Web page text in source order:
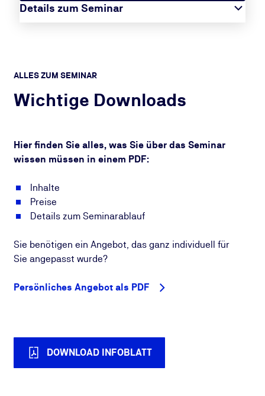
Details zum Seminar
ALLES ZUM SEMINAR
Wichtige Downloads
Hier finden Sie alles, was Sie über das Seminar
wissen müssen in einem PDF:
Inhalte
Preise
Details zum Seminarablauf
Sie benötigen ein Angebot, das ganz individuell für
Sie angepasst wurde?
Persönliches Angebot als PDF
DOWNLOAD INFOBLATT